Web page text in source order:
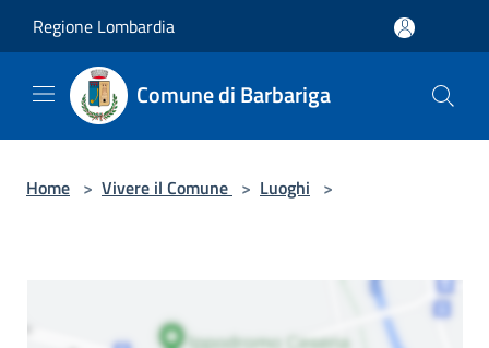
Regione Lombardia
Comune di Barbariga
Home > Vivere il Comune > Luoghi >